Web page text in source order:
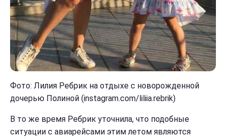
Фото: Лилия Ребрик на отдыхе с новорожденной
дочерью Полиной (instagram.com/liliia.rebrik)
В то же время Ребрик уточнила, что подобные
ситуации с авиарейсами этим летом являются